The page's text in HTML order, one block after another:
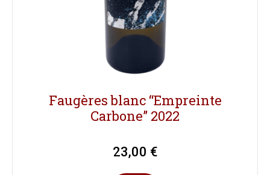
Faugères blanc “Empreinte
Carbone” 2022
23,00 €